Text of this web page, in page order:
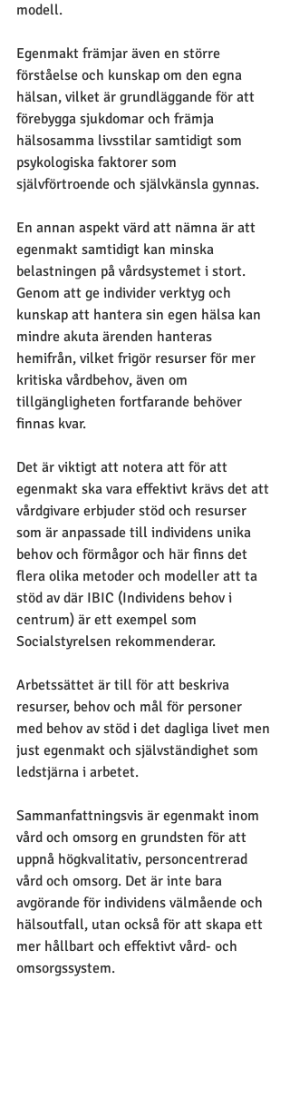
modell.
Egenmakt främjar även en större
förståelse och kunskap om den egna
hälsan, vilket är grundläggande för att
förebygga sjukdomar och främja
hälsosamma livsstilar samtidigt som
psykologiska faktorer som
självförtroende och självkänsla gynnas.
En annan aspekt värd att nämna är att
egenmakt samtidigt kan minska
belastningen på vårdsystemet i stort.
Genom att ge individer verktyg och
kunskap att hantera sin egen hälsa kan
mindre akuta ärenden hanteras
hemifrån, vilket frigör resurser för mer
kritiska vårdbehov, även om
tillgängligheten fortfarande behöver
finnas kvar.
Det är viktigt att notera att för att
egenmakt ska vara effektivt krävs det att
vårdgivare erbjuder stöd och resurser
som är anpassade till individens unika
behov och förmågor och här finns det
flera olika metoder och modeller att ta
stöd av där IBIC (Individens behov i
centrum) är ett exempel som
Socialstyrelsen rekommenderar.
Arbetssättet är till för att beskriva
resurser, behov och mål för personer
med behov av stöd i det dagliga livet men
just egenmakt och självständighet som
ledstjärna i arbetet.
Sammanfattningsvis är egenmakt inom
vård och omsorg en grundsten för att
uppnå högkvalitativ, personcentrerad
vård och omsorg. Det är inte bara
avgörande för individens välmående och
hälsoutfall, utan också för att skapa ett
mer hållbart och effektivt vård- och
omsorgssystem.